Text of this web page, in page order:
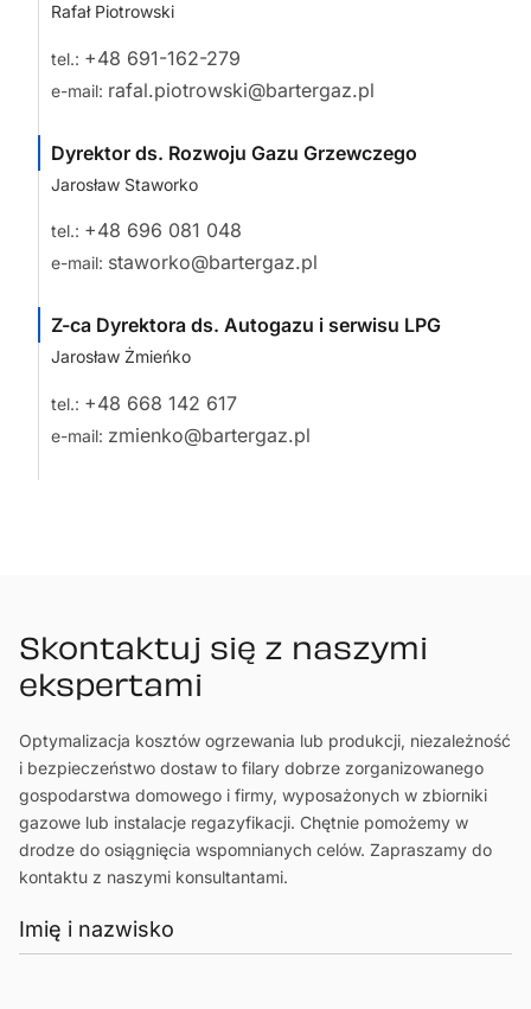
Rafał Piotrowski
tel.: +48 691-162-279
e-mail: rafal.piotrowski@bartergaz.pl
Dyrektor ds. Rozwoju Gazu Grzewczego
Jarosław Staworko
tel.: +48 696 081 048
e-mail: staworko@bartergaz.pl
Z-ca Dyrektora ds. Autogazu i serwisu LPG
Jarosław Żmieńko
tel.: +48 668 142 617
e-mail: zmienko@bartergaz.pl
Skontaktuj się z naszymi
ekspertami
Optymalizacja kosztów ogrzewania lub produkcji, niezależność
i bezpieczeństwo dostaw to filary dobrze zorganizowanego
gospodarstwa domowego i firmy, wyposażonych w zbiorniki
gazowe lub instalacje regazyfikacji. Chętnie pomożemy w
drodze do osiągnięcia wspomnianych celów. Zapraszamy do
kontaktu z naszymi konsultantami.